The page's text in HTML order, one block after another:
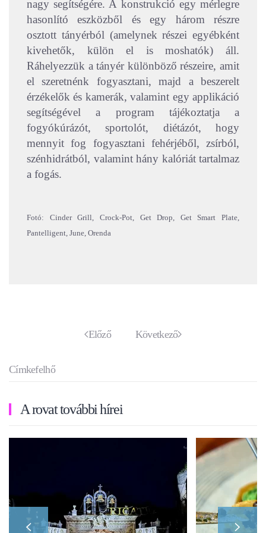
nagy segítségére. A konstrukció egy mérlegre
hasonlító eszközből és egy három részre
osztott tányérból (amelynek részei egyébként
kivehetők, külön el is moshatók) áll.
Ráhelyezzük a tányér különböző részeire, amit
el szeretnénk fogyasztani, majd a beszerelt
érzékelők és kamerák, valamint egy applikáció
segítségével a program tájékoztatja a
fogyókúrázót, sportolót, diétázót, hogy
mennyit fog fogyasztani fehérjéből, zsírból,
szénhidrátból, valamint hány kalóriát tartalmaz
a fogás.
Fotó: Cinder Grill, Crock-Pot, Get Drop, Get Smart Plate,
Pantelligent, June, Orenda
Előző Következő
Címkefelhő
A rovat további hírei